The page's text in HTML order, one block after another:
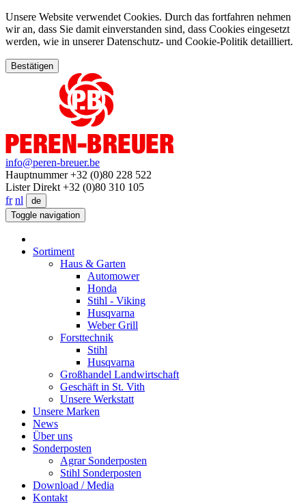
Unsere Website verwendet Cookies. Durch das fortfahren nehmen
wir an, dass Sie damit einverstanden sind, dass Cookies eingesetzt
werden, wie in unserer Datenschutz- und Cookie-Politik detailliert.
Bestätigen
info@peren-breuer.be
Hauptnummer +32 (0)80 228 522
Lister Direkt +32 (0)80 310 105
fr nl
de
Toggle navigation
Sortiment
Haus & Garten
Automower
Honda
Stihl - Viking
Husqvarna
Weber Grill
Forsttechnik
Stihl
Husqvarna
Großhandel Landwirtschaft
Geschäft in St. Vith
Unsere Werkstatt
Unsere Marken
News
Über uns
Sonderposten
Agrar Sonderposten
Stihl Sonderposten
Download / Media
Kontakt